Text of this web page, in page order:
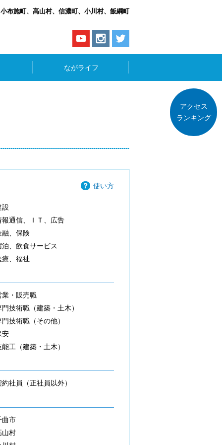
布施町、高山村、信濃町、小川村、飯綱町
ながライフ
使い方
設
報通信、ＩＴ、広告
融、保険
泊、飲食サービス
療、福祉
業・販売職
門技術職（建築・土木）
門技術職（その他）
安
能工（建築・土木）
約社員（正社員以外）
曲市
山村
アクセス
ランキング